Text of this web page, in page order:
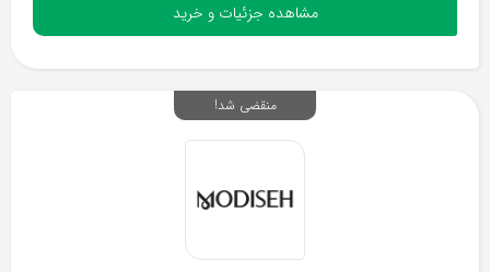
مشاهده جزئیات و خرید
منقضی شد!